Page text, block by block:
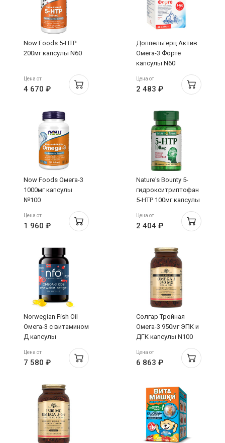
Now Foods 5-HTP
200мг капсулы N60
Цена от
4 670 ₽
Доппельгерц Актив
Омега-3 Форте
капсулы N60
Цена от
2 483 ₽
Now Foods Омега-3
1000мг капсулы
№100
Цена от
1 960 ₽
Nature's Bounty 5-
гидрокситриптофан
5-HTP 100мг капсулы
Цена от
2 404 ₽
Norwegian Fish Oil
Омега-3 с витамином
Д капсулы
жевательные 800мг
N120
Цена от
7 580 ₽
Солгар Тройная
Омега-3 950мг ЭПК и
ДГК капсулы N100
Цена от
6 863 ₽